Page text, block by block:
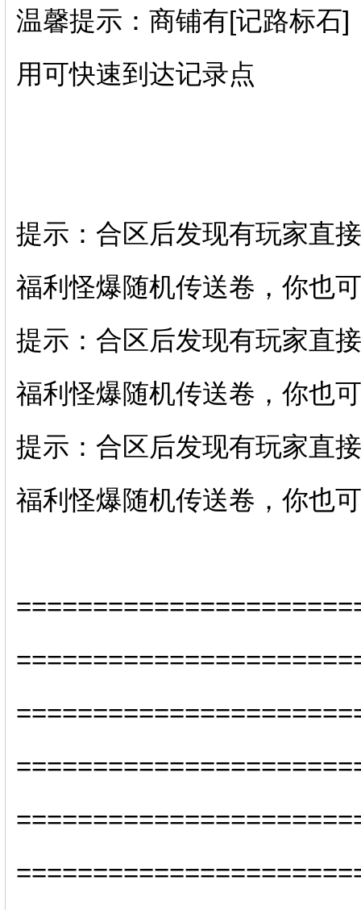
温馨提示：商铺有[记路标石
用可快速到达记录点
提示：合区后发现有玩家直
福利怪爆随机传送卷，你也
提示：合区后发现有玩家直
福利怪爆随机传送卷，你也
提示：合区后发现有玩家直
福利怪爆随机传送卷，你也